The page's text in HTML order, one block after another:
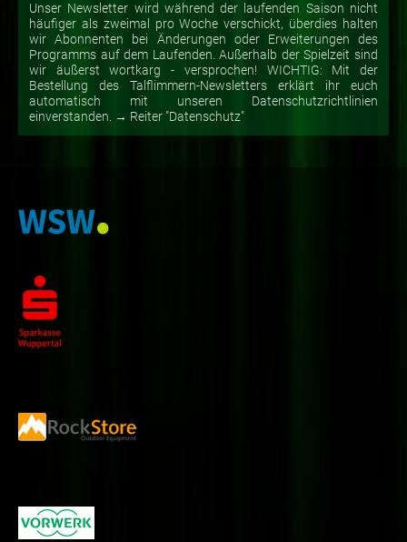
Unser Newsletter wird während der laufenden Saison nicht
häufiger als zweimal pro Woche verschickt, überdies halten
wir Abonnenten bei Änderungen oder Erweiterungen des
Programms auf dem Laufenden. Außerhalb der Spielzeit sind
wir äußerst wortkarg - versprochen! WICHTIG: Mit der
Bestellung des Talflimmern-Newsletters erklärt ihr euch
automatisch mit unseren Datenschutzrichtlinien
einverstanden. → Reiter "Datenschutz"